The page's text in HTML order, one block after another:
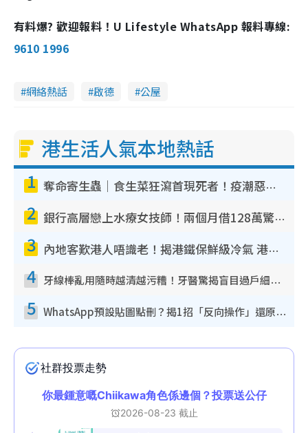
有料爆? 歡迎報料！U Lifestyle WhatsApp 報料專線:
9610 1996
網絡熱話 啟德 公屋
港生活人氣本地熱話
1 奪命寄生蟲｜食生菜狂瀉首現死者！疫潮惡化錄1.8萬宗病例 揭洗菜3大謬誤
2 銀行高層戀上水療女技師！兩個月借128萬驚覺「沉船」沉落火海 揭背後疑似邪教操控賣淫
3 內地客歎港人唔識老！揭港鐵保鮮級冷氣 港人求放過：咪投訴
4 牙線棒亂用隨時越清越污糟！牙醫驚揭盲目過戶細菌恐致蛀牙：呢種先係日常真保養
5 WhatsApp預設貼圖點刪？揭1招「反向操作」還原簡潔介面 附3步實測教學